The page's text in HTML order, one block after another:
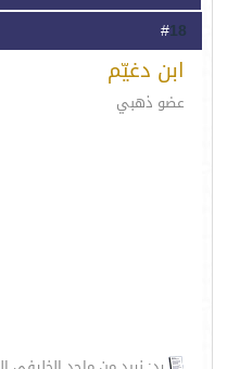
18
ابن دغيّم
عضو ذهبي